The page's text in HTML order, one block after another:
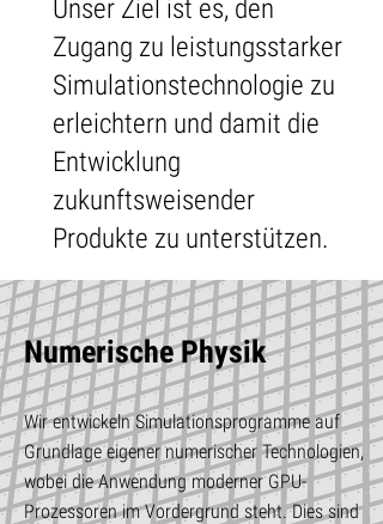
Unser Ziel ist es, den
Zugang zu leistungsstarker
Simulationstechnologie zu
erleichtern und damit die
Entwicklung
zukunftsweisender
Produkte zu unterstützen.
Numerische Physik
Wir entwickeln Simulationsprogramme auf
Grundlage eigener numerischer Technologien,
wobei die Anwendung moderner GPU-
Prozessoren im Vordergrund steht. Dies sind